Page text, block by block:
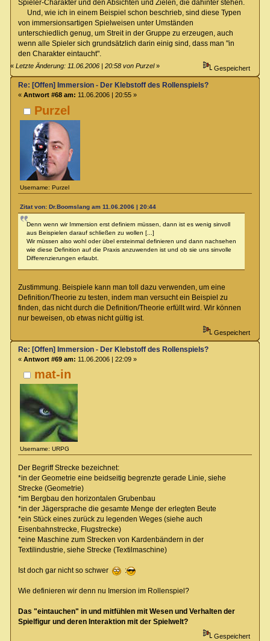
Spieler-Charakter und den Absichten und Zielen, die dahinter stehen.
Und, wie ich in einem Beispiel schon beschrieb, sind diese Typen
von immersionsartigen Spielweisen unter Umständen
unterschiedlich genug, um Streit in der Gruppe zu erzeugen, auch
wenn alle Spieler sich grundsätzlich darin einig sind, dass man "in
den Charakter eintaucht".
«Letzte Änderung: 11.06.2006 | 20:58 von Purzel» Gespeichert
Purzel
Username: Purzel
Re: [Offen] Immersion - Der Klebstoff des Rollenspiels?
« Antwort #68 am: 11.06.2006 | 20:55 »
Zitat von: Dr.Boomslang am 11.06.2006 | 20:44
Denn wenn wir Immersion erst definiern müssen, dann ist es wenig sinvoll
aus Beispielen darauf schließen zu wollen [...]
Wir müssen also wohl oder übel ersteinmal definieren und dann nachsehen
wie diese Definition auf die Praxis anzuwenden ist und ob sie uns sinvolle
Differenzierungen erlaubt.
Zustimmung. Beispiele kann man toll dazu verwenden, um eine
Definition/Theorie zu testen, indem man versucht ein Beispiel zu
finden, das nicht durch die Definition/Theorie erfüllt wird. Wir können
nur beweisen, ob etwas nicht gültig ist.
Gespeichert
mat-in
Username: URPG
Re: [Offen] Immersion - Der Klebstoff des Rollenspiels?
« Antwort #69 am: 11.06.2006 | 22:09 »
Der Begriff Strecke bezeichnet:
*in der Geometrie eine beidseitig begrenzte gerade Linie, siehe
Strecke (Geometrie)
*im Bergbau den horizontalen Grubenbau
*in der Jägersprache die gesamte Menge der erlegten Beute
*ein Stück eines zurück zu legenden Weges (siehe auch
Eisenbahnstrecke, Flugstrecke)
*eine Maschine zum Strecken von Kardenbändern in der
Textilindustrie, siehe Strecke (Textilmaschine)
Ist doch gar nicht so schwer :
Wie definieren wir denn nu Imersion im Rollenspiel?
Das "eintauchen" in und mitfühlen mit Wesen und Verhalten der
Spielfigur und deren Interaktion mit der Spielwelt?
Gespeichert